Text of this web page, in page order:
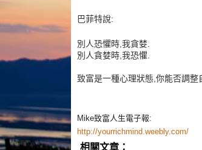
巴菲特說:
別人恐懼時,我貪婪.
別人貪婪時,我恐懼.
致富是一種心理狀態,你能否調
Mike致富人生電子報:
http://yourrichmind.weebly.com/
相關文章：